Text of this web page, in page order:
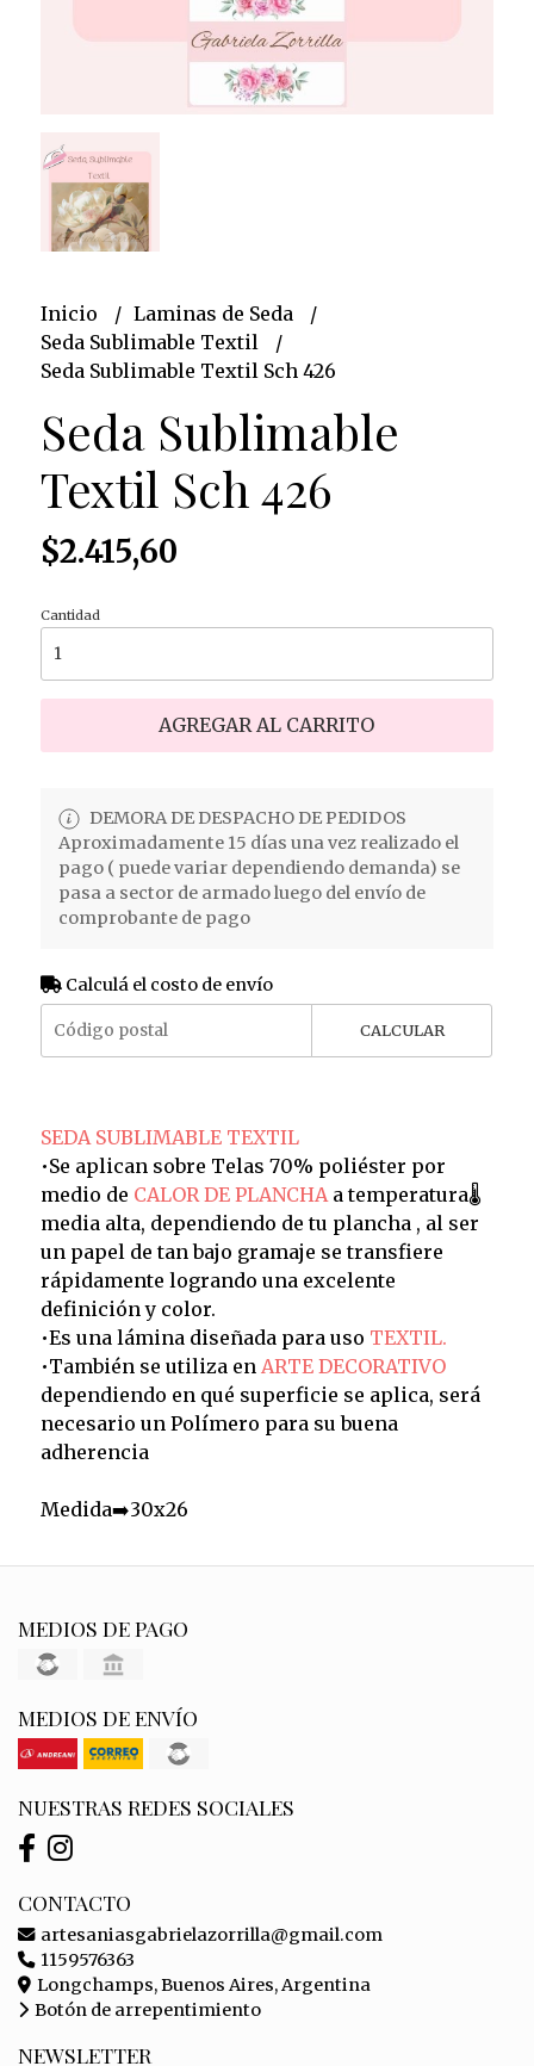
Inicio
Laminas de Seda
Seda Sublimable Textil
Seda Sublimable Textil Sch 426
Seda Sublimable
Textil Sch 426
$2.415,60
Cantidad
AGREGAR AL CARRITO
DEMORA DE DESPACHO DE PEDIDOS
Aproximadamente 15 días una vez realizado el
pago ( puede variar dependiendo demanda) se
pasa a sector de armado luego del envío de
comprobante de pago
Calculá el costo de envío
CALCULAR
SEDA SUBLIMABLE TEXTIL
•Se aplican sobre Telas 70% poliéster por
medio de CALOR DE PLANCHA a temperatura🌡️
media alta, dependiendo de tu plancha , al ser
un papel de tan bajo gramaje se transfiere
rápidamente logrando una excelente
definición y color.
•Es una lámina diseñada para uso TEXTIL.
•También se utiliza en ARTE DECORATIVO
dependiendo en qué superficie se aplica, será
necesario un Polímero para su buena
adherencia
Medida➡️30x26
MEDIOS DE PAGO
MEDIOS DE ENVÍO
NUESTRAS REDES SOCIALES
CONTACTO
artesaniasgabrielazorrilla@gmail.com
1159576363
Longchamps, Buenos Aires, Argentina
Botón de arrepentimiento
NEWSLETTER